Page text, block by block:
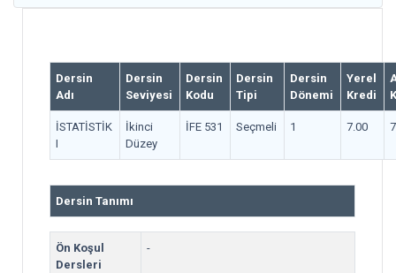
Dersin
Adı
Dersin
Seviyesi
Dersin
Kodu
Dersin
Tipi
Dersin
Dönemi
Yerel
Kredi
İSTATİSTİK
I
İkinci
Düzey
İFE 531 Seçmeli 1 7.00
Dersin Tanımı
Ön Koşul
Dersleri
-